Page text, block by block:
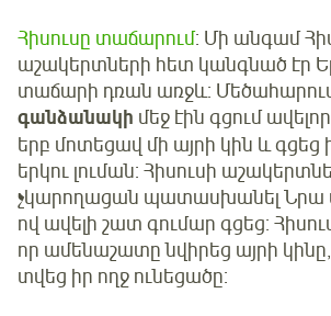
Հիսուսը տաճարում: Մի անգամ
աշակերտների հետ կանգնած էր
տաճարի դռան առջև:
գանձանակի մեջ էին գցում
երբ մոտեցավ մի այրի կին և գցեց
երկու լուման: Հիսուսի
չկարողացան պատասխանել Նրա
ով ավելի շատ գումար գցեց:
որ ամենաշատը նվիրեց այրի
տվեց իր ողջ ունեցածը: